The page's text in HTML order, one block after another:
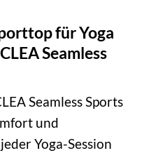
für Yoga
Seamless
Seamless Sports
und
Yoga-Session